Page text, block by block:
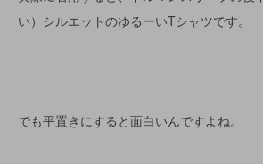
い）シルエットのゆるーいTシャツです。
でも平置きにすると面白いんですよね。